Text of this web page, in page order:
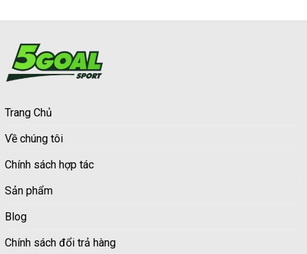
Trang Chủ
Về chúng tôi
Chính sách hợp tác
Sản phẩm
Blog
Chính sách đổi trả hàng